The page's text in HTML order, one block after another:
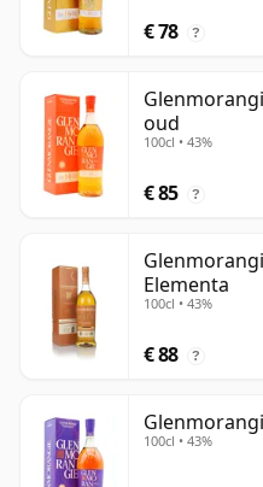
€ 78 ?
oud
100cl • 43%
€ 85 ?
Elementa
100cl • 43%
€ 88 ?
100cl • 43%